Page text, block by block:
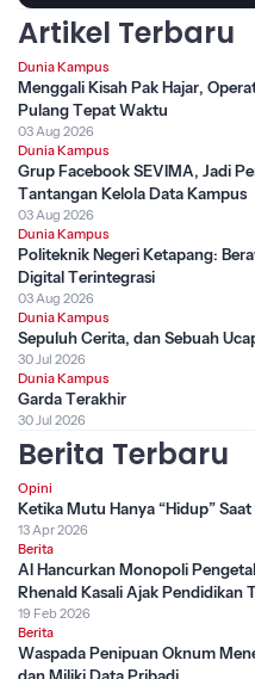
Artikel Terbaru
Dunia Kampus
Menggali Kisah Pak Hajar,
Pulang Tepat Waktu
03 Aug 2026
Dunia Kampus
Grup Facebook SEVIMA, Jadi
Tantangan Kelola Data Kampus
03 Aug 2026
Dunia Kampus
Politeknik Negeri Ketapang:
Digital Terintegrasi
03 Aug 2026
Dunia Kampus
Sepuluh Cerita, dan Sebuah
30 Jul 2026
Dunia Kampus
Garda Terakhir
30 Jul 2026
Berita Terbaru
Opini
Ketika Mutu Hanya “Hidup”
13 Apr 2026
Berita
AI Hancurkan Monopoli
Rhenald Kasali Ajak Pendidikan
19 Feb 2026
Berita
Waspada Penipuan Oknum